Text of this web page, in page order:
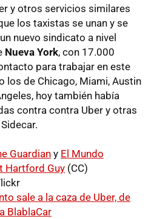
y otros servicios similares
los taxistas se unan y se
nuevo sindicato a nivel
Nueva York, con 17.000
para trabajar en este
los de Chicago, Miami, Austin
hoy también había
contra contra Uber y otras
Guardian y El Mundo
Hartford Guy (CC)
sale a la caza de Uber, de
BlablaCar